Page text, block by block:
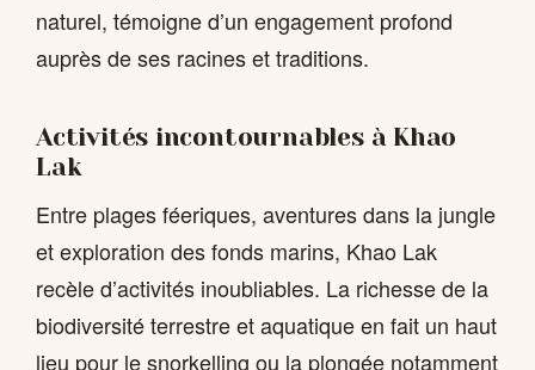
naturel, témoigne d’un engagement profond
auprès de ses racines et traditions.
Activités incontournables à Khao
Lak
Entre plages féeriques, aventures dans la jungle
et exploration des fonds marins, Khao Lak
recèle d’activités inoubliables. La richesse de la
biodiversité terrestre et aquatique en fait un haut
lieu pour le snorkelling ou la plongée notamment